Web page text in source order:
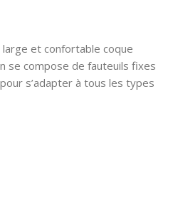
et confortable coque
se compose de fauteuils fixes
s’adapter à tous les types